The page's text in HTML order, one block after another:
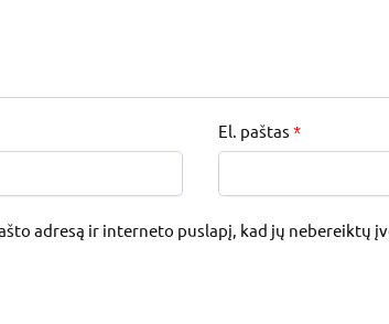
El. paštas *
adresą ir interneto puslapį, kad jų nebereiktų